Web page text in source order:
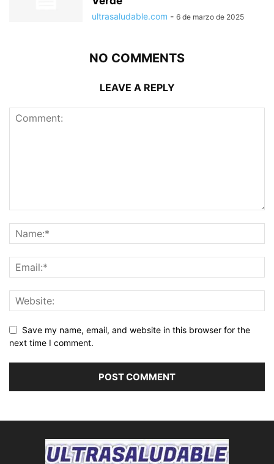
ultrasaludable.com - 6 de marzo de 2025
NO COMMENTS
LEAVE A REPLY
Save my name, email, and website in this browser for the
next time I comment.